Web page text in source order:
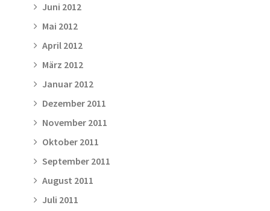
Juni 2012
Mai 2012
April 2012
März 2012
Januar 2012
Dezember 2011
November 2011
Oktober 2011
September 2011
August 2011
Juli 2011